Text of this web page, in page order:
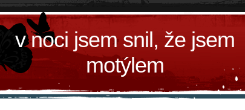
v noci jsem snil, že jsem
motýlem